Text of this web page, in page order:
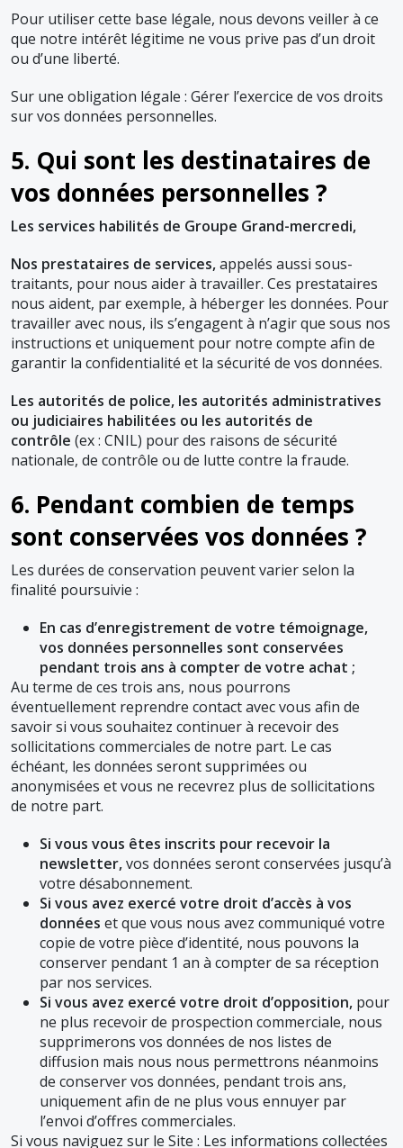
Pour utiliser cette base légale, nous devons veiller à ce
que notre intérêt légitime ne vous prive pas d’un droit
ou d’une liberté.
Sur une obligation légale : Gérer l’exercice de vos droits
sur vos données personnelles.
5. Qui sont les destinataires de
vos données personnelles ?
Les services habilités de Groupe Grand-mercredi,
Nos prestataires de services,appelés aussi sous-
traitants, pour nous aider à travailler. Ces prestataires
nous aident, par exemple, à héberger les données. Pour
travailler avec nous, ils s’engagent à n’agir que sous nos
instructions et uniquement pour notre compte afin de
garantir la confidentialité et la sécurité de vos données.
Les autorités de police, les autorités administratives
ou judiciaires habilitées ou les autorités de
contrôle (ex : CNIL) pour des raisons de sécurité
nationale, de contrôle ou de lutte contre la fraude.
6. Pendant combien de temps
sont conservées vos données ?
Les durées de conservation peuvent varier selon la
finalité poursuivie :
En cas d’enregistrement de votre témoignage,
vos données personnelles sont conservées
pendant trois ans à compter de votre achat ;
Au terme de ces trois ans, nous pourrons
éventuellement reprendre contact avec vous afin de
savoir si vous souhaitez continuer à recevoir des
sollicitations commerciales de notre part. Le cas
échéant, les données seront supprimées ou
anonymisées et vous ne recevrez plus de sollicitations
de notre part.
Si vous vous êtes inscrits pour recevoir la
newsletter,vos données seront conservées jusqu’à
votre désabonnement.
Si vous avez exercé votre droit d’accès à vos
données et que vous nous avez communiqué votre
copie de votre pièce d’identité, nous pouvons la
conserver pendant 1 an à compter de sa réception
par nos services.
Si vous avez exercé votre droit d’opposition, pour
ne plus recevoir de prospection commerciale, nous
supprimerons vos données de nos listes de
diffusion mais nous nous permettrons néanmoins
de conserver vos données, pendant trois ans,
uniquement afin de ne plus vous ennuyer par
l’envoi d’offres commerciales.
Si vous naviguez sur le Site : Les informations collectées